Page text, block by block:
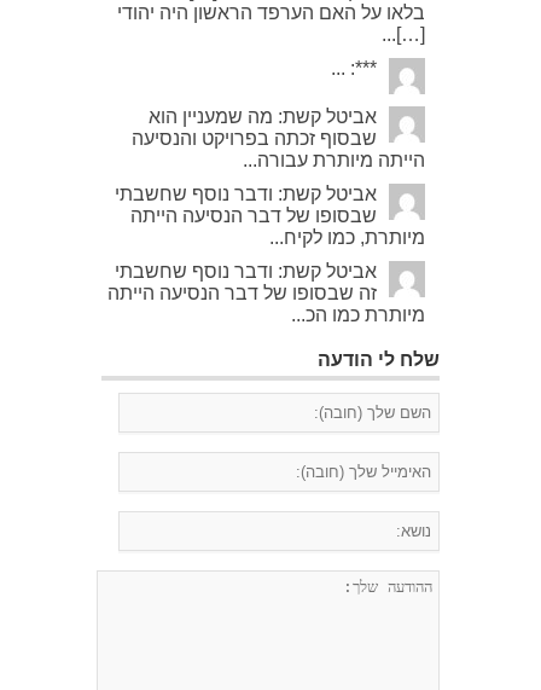
בלאו על האם הערפד הראשון היה יהודי
[…]...
***: ...
אביטל קשת: מה שמעניין הוא
שבסוף זכתה בפרויקט והנסיעה
הייתה מיותרת עבורה...
אביטל קשת: ודבר נוסף שחשבתי
שבסופו של דבר הנסיעה הייתה
מיותרת, כמו לקיח...
אביטל קשת: ודבר נוסף שחשבתי
זה שבסופו של דבר הנסיעה הייתה
מיותרת כמו הכ...
שלח לי הודעה